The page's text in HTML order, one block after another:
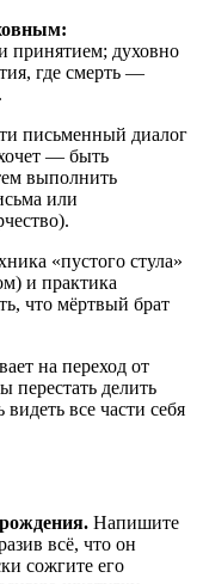
принятием; духовно
где смерть —
письменный диалог
— быть
выполнить
или
«пустого стула»
и практика
что мёртвый брат
на переход от
перестать делить
все части себя
Напишите
всё, что он
сожгите его